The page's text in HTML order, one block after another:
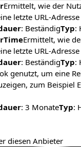
Ermittelt, wie der
letzte URL-
: BeständigTyp:
Ermittelt, wie
letzte URL-
: BeständigTyp:
genutzt, um eine
zum Beispiel
: 3 MonateTyp:
diesen Anbieter